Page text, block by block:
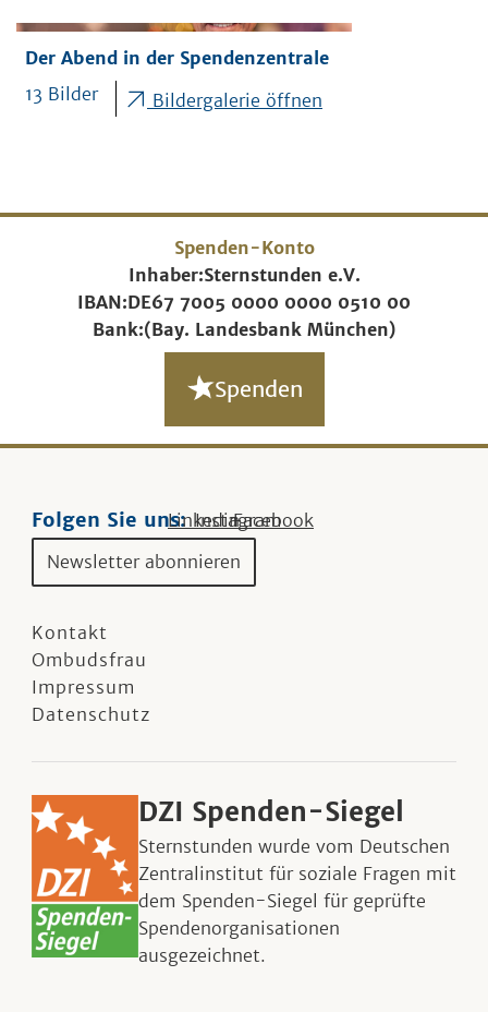
Der Abend in der Spendenzentrale
13 Bilder
Bildergalerie öffnen
Spenden-Konto
Inhaber:Sternstunden e.V.
IBAN:DE67 7005 0000 0000 0510 00
Bank:(Bay. Landesbank München)
Spenden
Folgen Sie uns:Linkedin
Instagram
Facebook
Newsletter abonnieren
Kontakt
Ombudsfrau
Impressum
Datenschutz
DZI Spenden-Siegel
Sternstunden wurde vom Deutschen
Zentralinstitut für soziale Fragen mit
dem Spenden-Siegel für geprüfte
Spendenorganisationen
ausgezeichnet.